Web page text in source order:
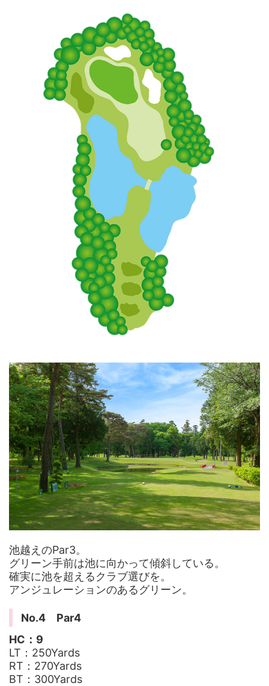
池越えのPar3。
グリーン手前は池に向かって傾斜している。
確実に池を超えるクラブ選びを。
アンジュレーションのあるグリーン。
No.4 Par4
HC：9
LT：250Yards
RT：270Yards
BT：300Yards